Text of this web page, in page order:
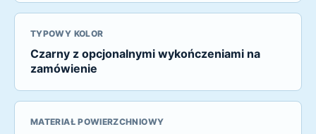
TYPOWY KOLOR
Czarny z opcjonalnymi wykończeniami na
zamówienie
MATERIAŁ POWIERZCHNIOWY